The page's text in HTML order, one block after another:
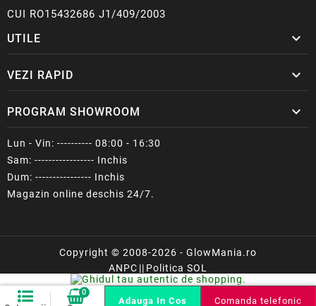
CUI RO15432686 J1/409/2003
UTILE 
VEZI RAPID 
PROGRAM SHOWROOM 
Lun - Vin: ---------- 08:00 - 16:30
Sam: ----------------- Inchis
Dum: ---------------- Inchis
Magazin online deschis 24/7.
Copyright © 2008-2026 - GlowMania.ro
ANPC || Politica SOL
0
Adauga In Cos Comanda telefonic